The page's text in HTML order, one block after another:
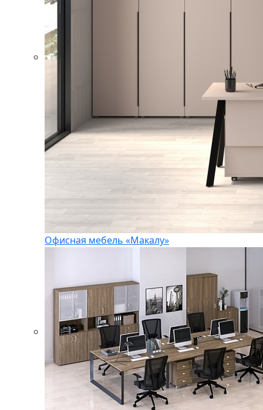
Офисная мебель «Макалу»